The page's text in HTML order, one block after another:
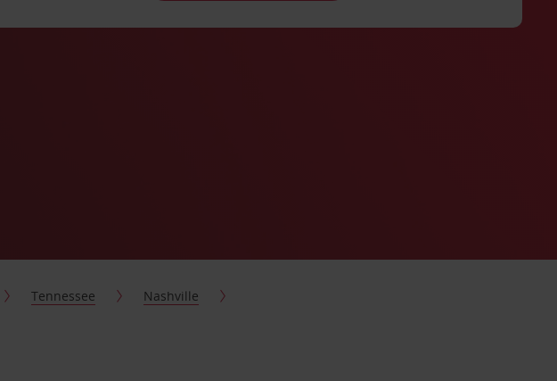
Tennessee
Nashville